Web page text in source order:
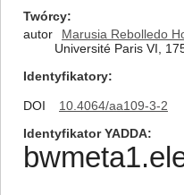
Twórcy
autor
Marusia Rebolledo
Université Paris VI,
Identyfikatory
DOI
10.4064/aa109-3-2
Identyfikator YADDA